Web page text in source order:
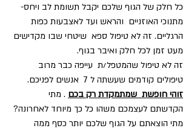
כל חלק של הגוף שלכם יקבל תשומת לב ויחס-
מתנוכי האוזניים  והראש ועד לאצבעות כפות
הרגליים. זה לא טיפול ספא  שיטחי שבו מקדישים
מעט זמן לכל חלק ואיבר בגוף.
זה לא טיפול שהמטפל/ת  עייפה כבר מרוב
טיפולים קודמים שעשתה ל 7  אנשים לפניכם.
זוהי חופשת  שמתמקדת רק בכם . מתי
הקדשתם לעצמכם משהו כל כך מיוחד לאחרונה?
מתי הוצאתם על הגוף שלכם יותר כסף ממה